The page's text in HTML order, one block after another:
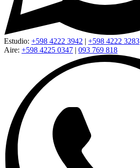
Estudio: +598 4222 3942 | +598 4222 3283
Aire: +598 4225 0347 | 093 769 818